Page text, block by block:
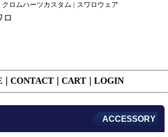
ロムハーツカスタム | スワロウェア
ロ
CONTACT CART LOGIN
ACCESSORY